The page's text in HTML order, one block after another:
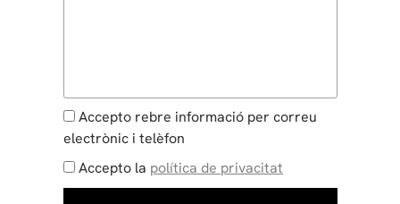
Accepto rebre informació per correu
electrònic i telèfon
Accepto la política de privacitat